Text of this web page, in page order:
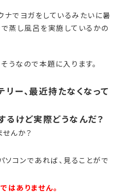
ナでヨガをしているみたいに暑
で蒸し風呂を実施しているかの
うなので本題に入ります。
ー、最近持たなくなって
るけど実際どうなんだ？
んか？
コンであれば、見ることがで
はありません。